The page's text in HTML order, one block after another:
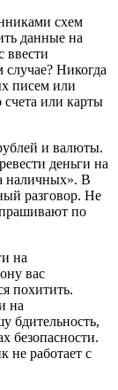
схем
данные на
ввести
Никогда
писем или
или карты
и валюты.
деньги на
наличных». В
разговор. Не
по
на
вас
похитить.
на
бдительность,
безопасности.
не работает с